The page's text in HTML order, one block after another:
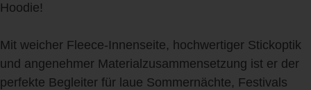
Hoodie!
Mit weicher Fleece-Innenseite, hochwertiger Stickoptik
und angenehmer Materialzusammensetzung ist er der
perfekte Begleiter für laue Sommernächte, Festivals